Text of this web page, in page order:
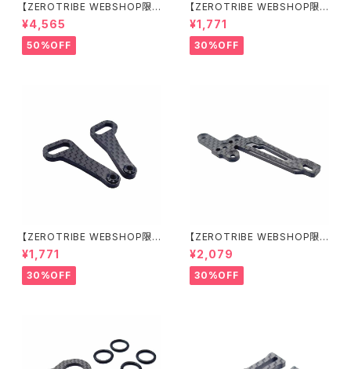
【ZEROTRIBE WEBSHOP限
定価格】BDRX-190P10R P1
0R クリアーボディ 1/10 ラリー
190mm ライトウェイト
¥4,565
50%OFF
【ZEROTRIBE WEBSHOP限
定価格】RCM-X4-CSAR カ
ーボンリアステアリングアームセ
ット XRAY X4用
¥1,771
30%OFF
【ZEROTRIBE WEBSHOP限
定価格】RCM-X4-CSAF カ
ーボンフロントステアリングアー
ムセット XRAY X4用
¥1,771
30%OFF
【ZEROTRIBE WEBSHOP限
定価格】RCM-X4-FSM-F G
eoCarbon フローティングフロ
ントサーボマウント XRAY X4用
¥2,079
30%OFF